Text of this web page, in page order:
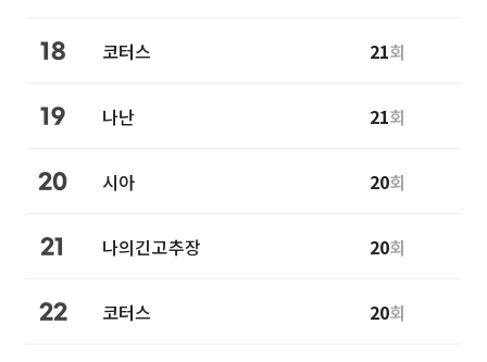
18 코터스 21회
19 나난 21회
20 시아 20회
21 나의긴고추장 20회
22 코터스 20회